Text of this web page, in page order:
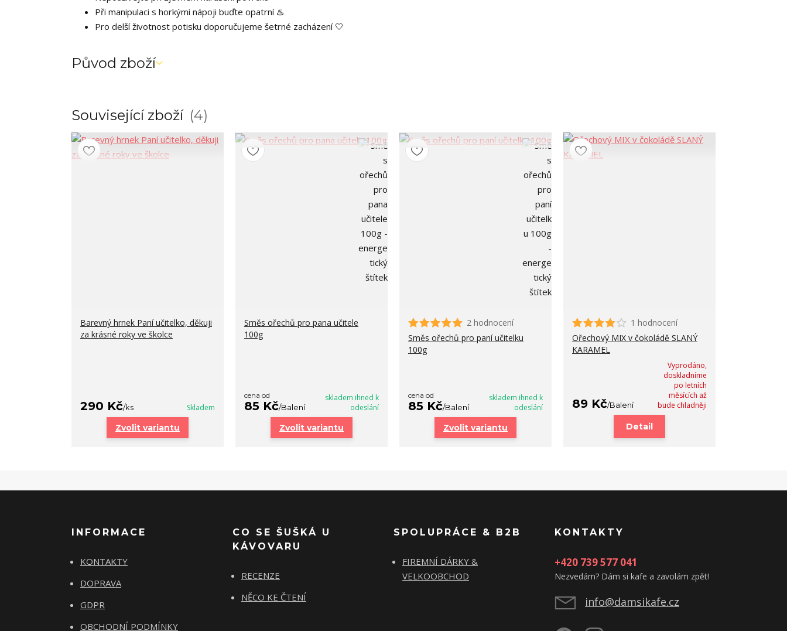
Při manipulaci s horkými nápoji buďte opatrní ♨️
Pro delší životnost potisku doporučujeme šetrné zacházení 🤍
Původ zboží
Související zboží 4
Barevný hrnek Paní učitelko, děkuji
za krásné roky ve školce
290 Kč/ks Skladem
Zvolit variantu
Směs ořechů pro pana učitele
100g
cena od
85 Kč/Balení
skladem ihned k
odeslání
Zvolit variantu
2 hodnocení
Směs ořechů pro paní učitelku
100g
cena od
85 Kč/Balení
skladem ihned k
odeslání
Zvolit variantu
1 hodnocení
Ořechový MIX v čokoládě SLANÝ
KARAMEL
89 Kč/Balení
Vyprodáno,
doskladníme
po letních
měsících až
bude chladněji
Detail
INFORMACE
KONTAKTY
DOPRAVA
GDPR
OBCHODNÍ PODMÍNKY
CO SE ŠUŠKÁ U
KÁVOVARU
RECENZE
NĚCO KE ČTENÍ
SPOLUPRÁCE & B2B
FIREMNÍ DÁRKY &
VELKOOBCHOD
KONTAKTY
+420 739 577 041
Nezvedám? Dám si kafe a zavolám zpět!
info@damsikafe.cz